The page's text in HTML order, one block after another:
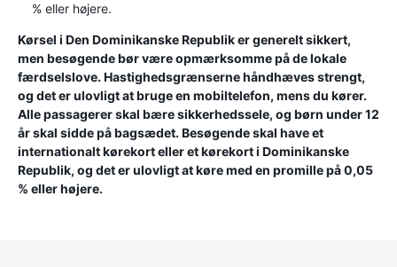
% eller højere.
Kørsel i Den Dominikanske Republik er generelt sikkert,
men besøgende bør være opmærksomme på de lokale
færdselslove. Hastighedsgrænserne håndhæves strengt,
og det er ulovligt at bruge en mobiltelefon, mens du kører.
Alle passagerer skal bære sikkerhedssele, og børn under 12
år skal sidde på bagsædet. Besøgende skal have et
internationalt kørekort eller et kørekort i Dominikanske
Republik, og det er ulovligt at køre med en promille på 0,05
% eller højere.